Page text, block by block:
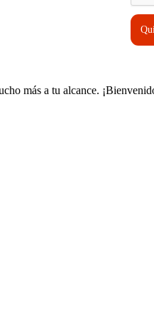
más a tu alcance.